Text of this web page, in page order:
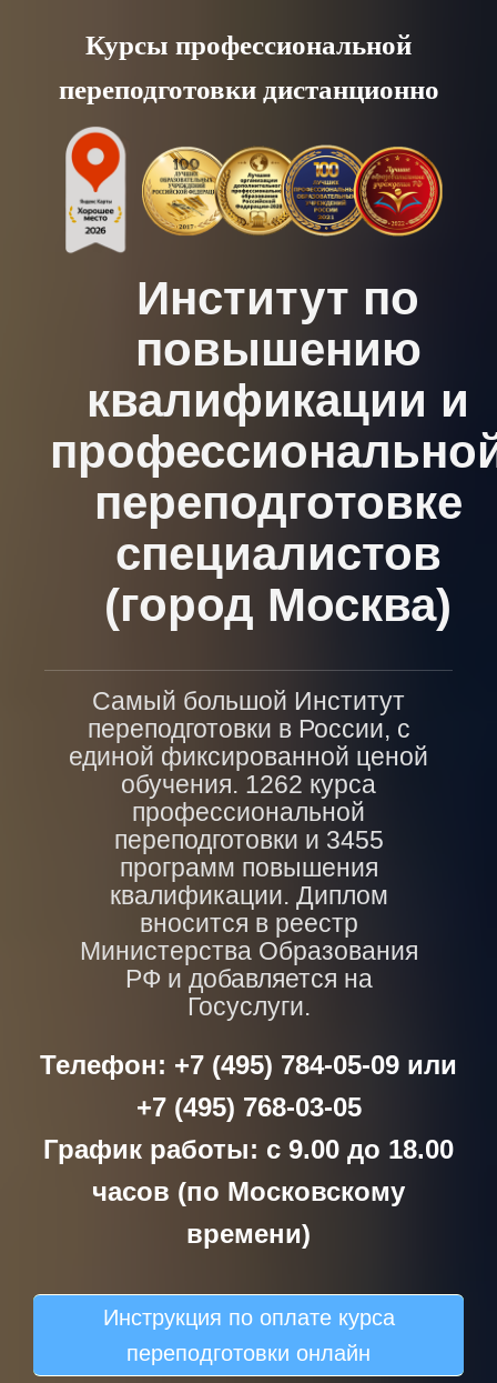
content
Курсы профессиональной
переподготовки дистанционно
Институт по
повышению
квалификации и
переподготовке
специалистов
(город Москва)
Самый большой Институт
переподготовки в России, с
единой фиксированной ценой
обучения. 1262 курса
профессиональной
переподготовки и 3455
программ повышения
квалификации. Диплом
вносится в реестр
Министерства Образования
РФ и добавляется на
Госуслуги.
Телефон: +7 (495) 784-05-09 или
+7 (495) 768-03-05
График работы: с 9.00 до 18.00
часов (по Московскому
времени)
Инструкция по оплате курса
переподготовки онлайн